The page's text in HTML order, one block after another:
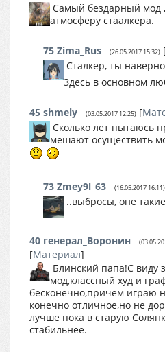
Самый бездарный
атмосферу стаалкера.
75 Zima_Rus (26.05.2017 15:32)
Сталкер, ты
Здесь в основном
45 shmely (03.05.2017 12:25) [
Сколько лет пытаюсь
мешают осуществить
73 Zmey9l_63 (16.05.2017 16:11)
..выбросы, оне
40 генерал_Воронин
[Материал]
Блинский папа!С виду
мод,классный худ и
бесконечно,причем играю
конечно отличное,но не
лучше пока в старую
стабильнее.